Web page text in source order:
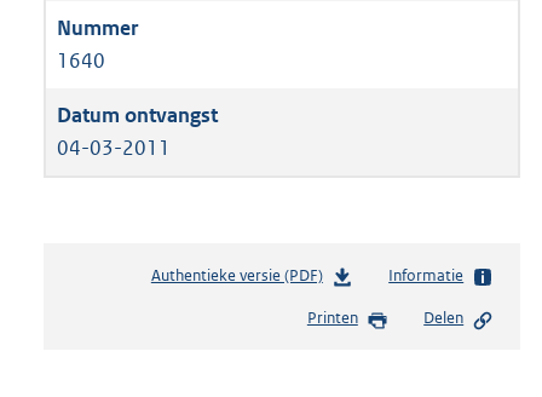
1640
04-03-2011
Authentieke versie (PDF)b
s
Informatie
Printen Delen